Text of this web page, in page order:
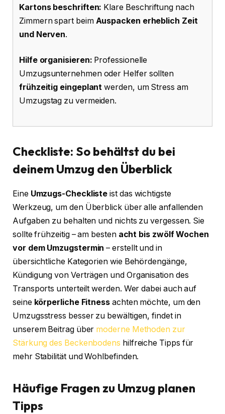
Kartons beschriften: Klare Beschriftung nach
Zimmern spart beim Auspacken erheblich Zeit
und Nerven.
Hilfe organisieren: Professionelle
Umzugsunternehmen oder Helfer sollten
frühzeitig eingeplant werden, um Stress am
Umzugstag zu vermeiden.
Checkliste: So behältst du bei
deinem Umzug den Überblick
Eine Umzugs-Checkliste ist das wichtigste
Werkzeug, um den Überblick über alle anfallenden
Aufgaben zu behalten und nichts zu vergessen. Sie
sollte frühzeitig – am besten acht bis zwölf Wochen
vor dem Umzugstermin – erstellt und in
übersichtliche Kategorien wie Behördengänge,
Kündigung von Verträgen und Organisation des
Transports unterteilt werden. Wer dabei auch auf
seine körperliche Fitness achten möchte, um den
Umzugsstress besser zu bewältigen, findet in
unserem Beitrag über moderne Methoden zur
Stärkung des Beckenbodens hilfreiche Tipps für
mehr Stabilität und Wohlbefinden.
Häufige Fragen zu Umzug planen
Tipps